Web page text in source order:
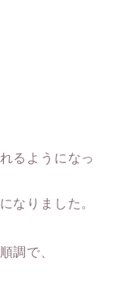
るようになっ
なりました。
調 で、